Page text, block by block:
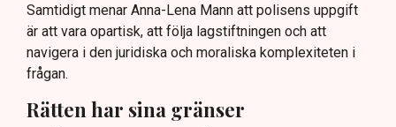
Samtidigt menar Anna-Lena Mann att polisens uppgift
är att vara opartisk, att följa lagstiftningen och att
navigera i den juridiska och moraliska komplexiteten i
frågan.
Rätten har sina gränser